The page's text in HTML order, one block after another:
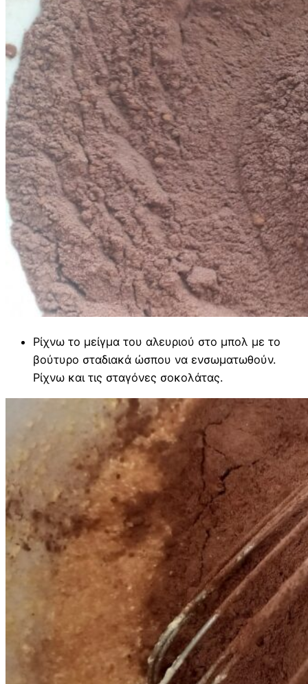
Ρίχνω το μείγμα του αλευριού στο μπολ με το
βούτυρο σταδιακά ώσπου να ενσωματωθούν.
Ρίχνω και τις σταγόνες σοκολάτας.